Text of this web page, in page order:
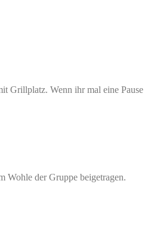
Grillplatz. Wenn ihr mal eine Pause
Wohle der Gruppe beigetragen.